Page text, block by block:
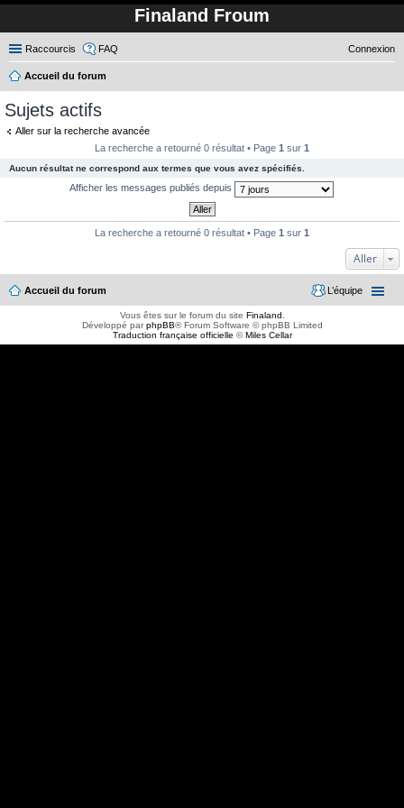
Finaland Froum
Raccourcis FAQ Connexion
Accueil du forum
Sujets actifs
Aller sur la recherche avancée
La recherche a retourné 0 résultat • Page 1 sur 1
Aucun résultat ne correspond aux termes que vous avez spécifiés.
Afficher les messages publiés depuis
La recherche a retourné 0 résultat • Page 1 sur 1
Aller
Accueil du forum L’équipe
Vous êtes sur le forum du site Finaland
Développé parphpBB® Forum Software © phpBB Limited
Traduction française officielle ©Miles Cellar